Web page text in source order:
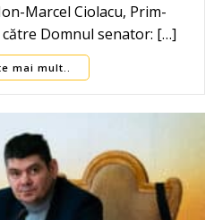
Marcel Ciolacu, Prim-
Domnul senator: […]
mai mult..